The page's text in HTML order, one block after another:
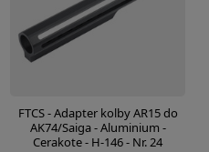
FTCS - Adapter kolby AR15 do
AK74/Saiga - Aluminium -
Cerakote - H-146 - Nr. 24